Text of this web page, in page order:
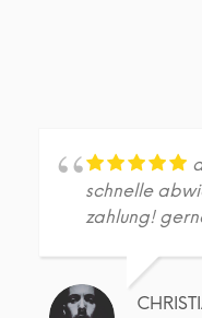
schnelle
zahlung!